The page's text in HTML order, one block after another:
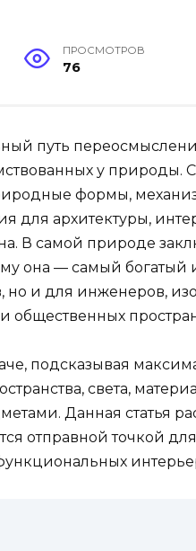
ПРОСМОТРОВ
76
путь
у природы.
формы,
для архитектуры,
В самой природе
она — самый богатый
и для инженеров,
подсказывая
света,
Данная статья
отправной точкой